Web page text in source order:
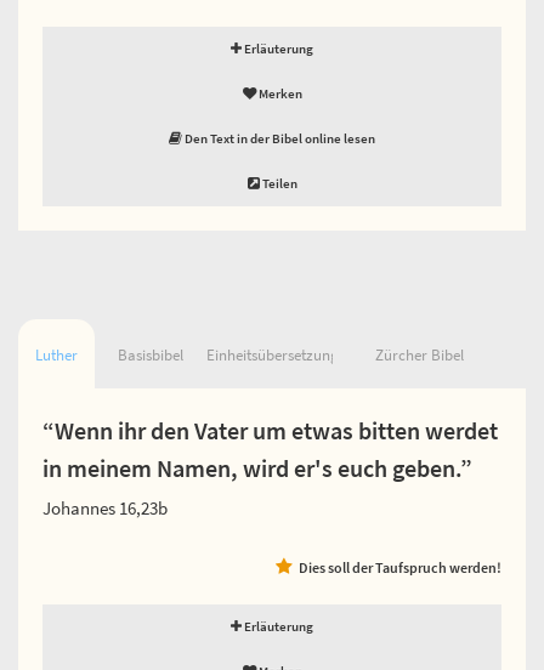
Erläuterung
Merken
Den Text in der Bibel online lesen
Teilen
Luther Basisbibel Einheitsübersetzung Zürcher Bibel
“Wenn ihr den Vater um etwas bitten werdet
in meinem Namen, wird er's euch geben.”
Johannes 16,23b
Dies soll der Taufspruch werden!
Erläuterung